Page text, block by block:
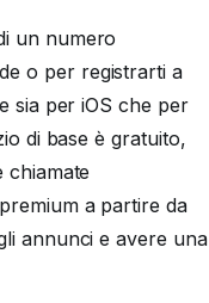
un numero
o per registrarti a
sia per iOS che per
di base è gratuito,
chiamate
a partire da
annunci e avere una